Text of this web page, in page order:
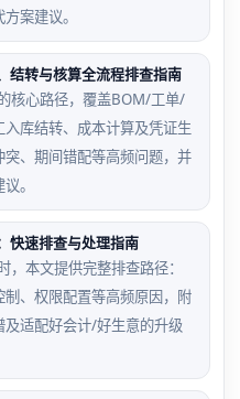
案建议。
结转与核算全流程排查指南
核心路径，覆盖BOM/工单/
库结转、成本计算及凭证生
、期间错配等高频问题，并
。
快速排查与处理指南
本文提供完整排查路径：
、权限配置等高频原因，附
适配好会计/好生意的升级